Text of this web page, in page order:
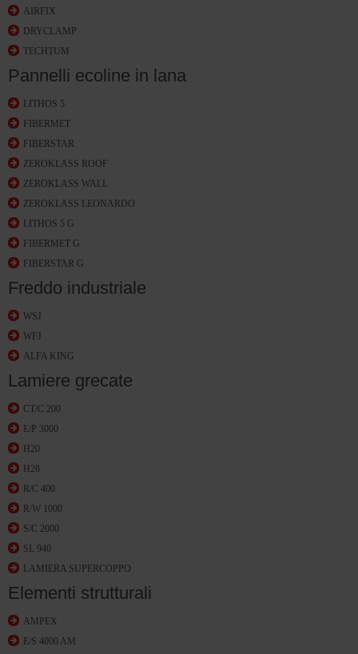
AIRFIX
DRYCLAMP
TECHTUM
Pannelli ecoline in lana
LITHOS 5
FIBERMET
FIBERSTAR
ZEROKLASS ROOF
ZEROKLASS WALL
ZEROKLASS LEONARDO
LITHOS 5 G
FIBERMET G
FIBERSTAR G
Freddo industriale
WSJ
WFJ
ALFA KING
Lamiere grecate
CT/C 200
E/P 3000
H20
H28
R/C 400
R/W 1000
S/C 2000
SL 940
LAMIERA SUPERCOPPO
Elementi strutturali
AMPEX
E/S 4000 AM